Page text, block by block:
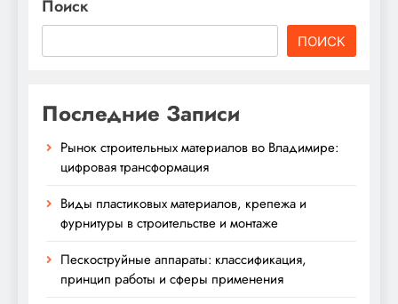
Поиск
ПОИСК
Последние Записи
Рынок строительных материалов во Владимире:
цифровая трансформация
Виды пластиковых материалов, крепежа и
фурнитуры в строительстве и монтаже
Пескоструйные аппараты: классификация,
принцип работы и сферы применения